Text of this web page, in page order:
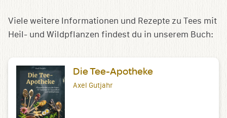
Viele weitere Informationen und Rezepte zu Tees mit
Heil- und Wildpflanzen findest du in unserem Buch:
Die Tee-Apotheke
Axel Gutjahr